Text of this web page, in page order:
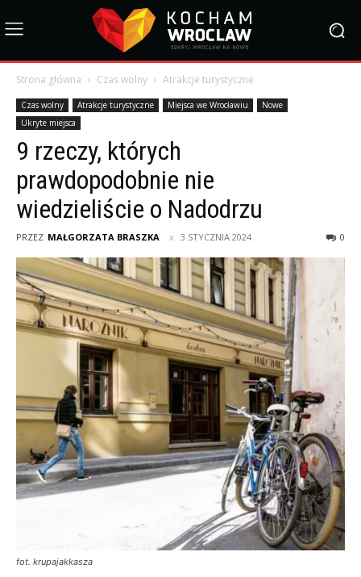
Strona główna Czas wolny Atrakcje turystyczne
Czas wolny Atrakcje turystyczne Miejsca we Wrocławiu
Nowe
Ukryte miejsca
9 rzeczy, których
prawdopodobnie nie
wiedzieliście o Nadodrzu
PRZEZ MAŁGORZATA BRASZKA 3 STYCZNIA 2024 0
fot. krupajakkasza